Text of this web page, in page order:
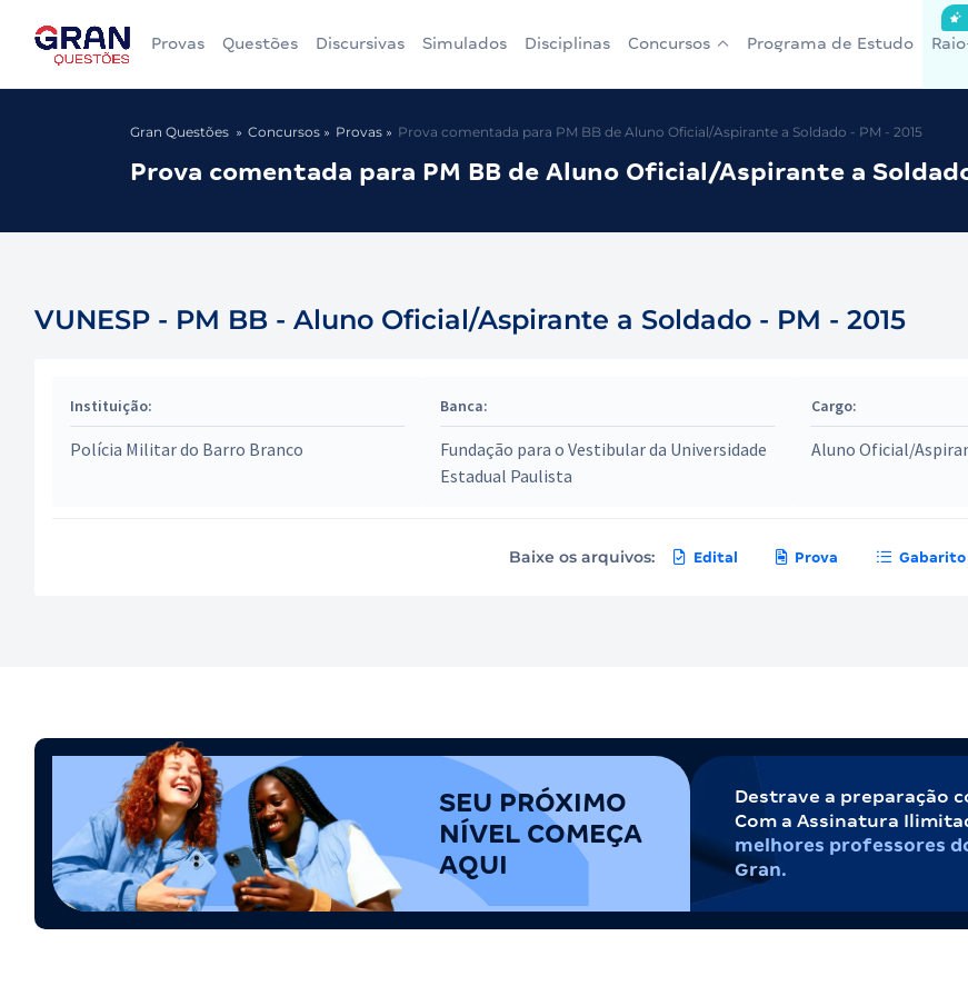
Provas Questões Discursivas Simulados Disciplinas Concursos Programa de Estudo
Gran Questões Concursos Provas Prova comentada para PM BB de Aluno Oficial/Aspirante a Soldado - PM - 2015
Prova comentada para PM BB de Aluno Oficial/Aspirante a
VUNESP - PM BB - Aluno Oficial/Aspirante a Soldado - PM - 2015
Instituição:
Polícia Militar do Barro Branco
Banca:
Fundação para o Vestibular da Universidade
Estadual Paulista
Cargo:
Aluno Oficial/
Baixe os arquivos: Edital Prova Gabarito
SEU PRÓXIMO
NÍVEL COMEÇA
AQUI
Destrave a preparação
Com a Assinatura
melhores professores
Gran.